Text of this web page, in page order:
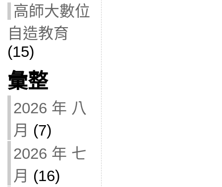
高師大數位
自造教育
(15)
彙整
2026 年 八
月 (7)
2026 年 七
月 (16)